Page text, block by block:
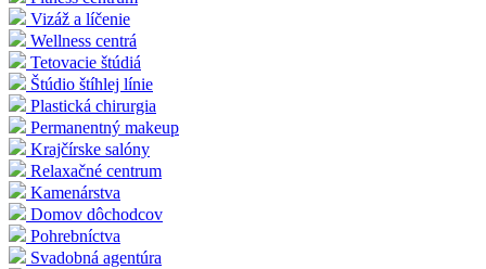
Vizáž a líčenie
Wellness centrá
Tetovacie štúdiá
Štúdio štíhlej línie
Plastická chirurgia
Permanentný makeup
Krajčírske salóny
Relaxačné centrum
Kamenárstva
Domov dôchodcov
Pohrebníctva
Svadobná agentúra